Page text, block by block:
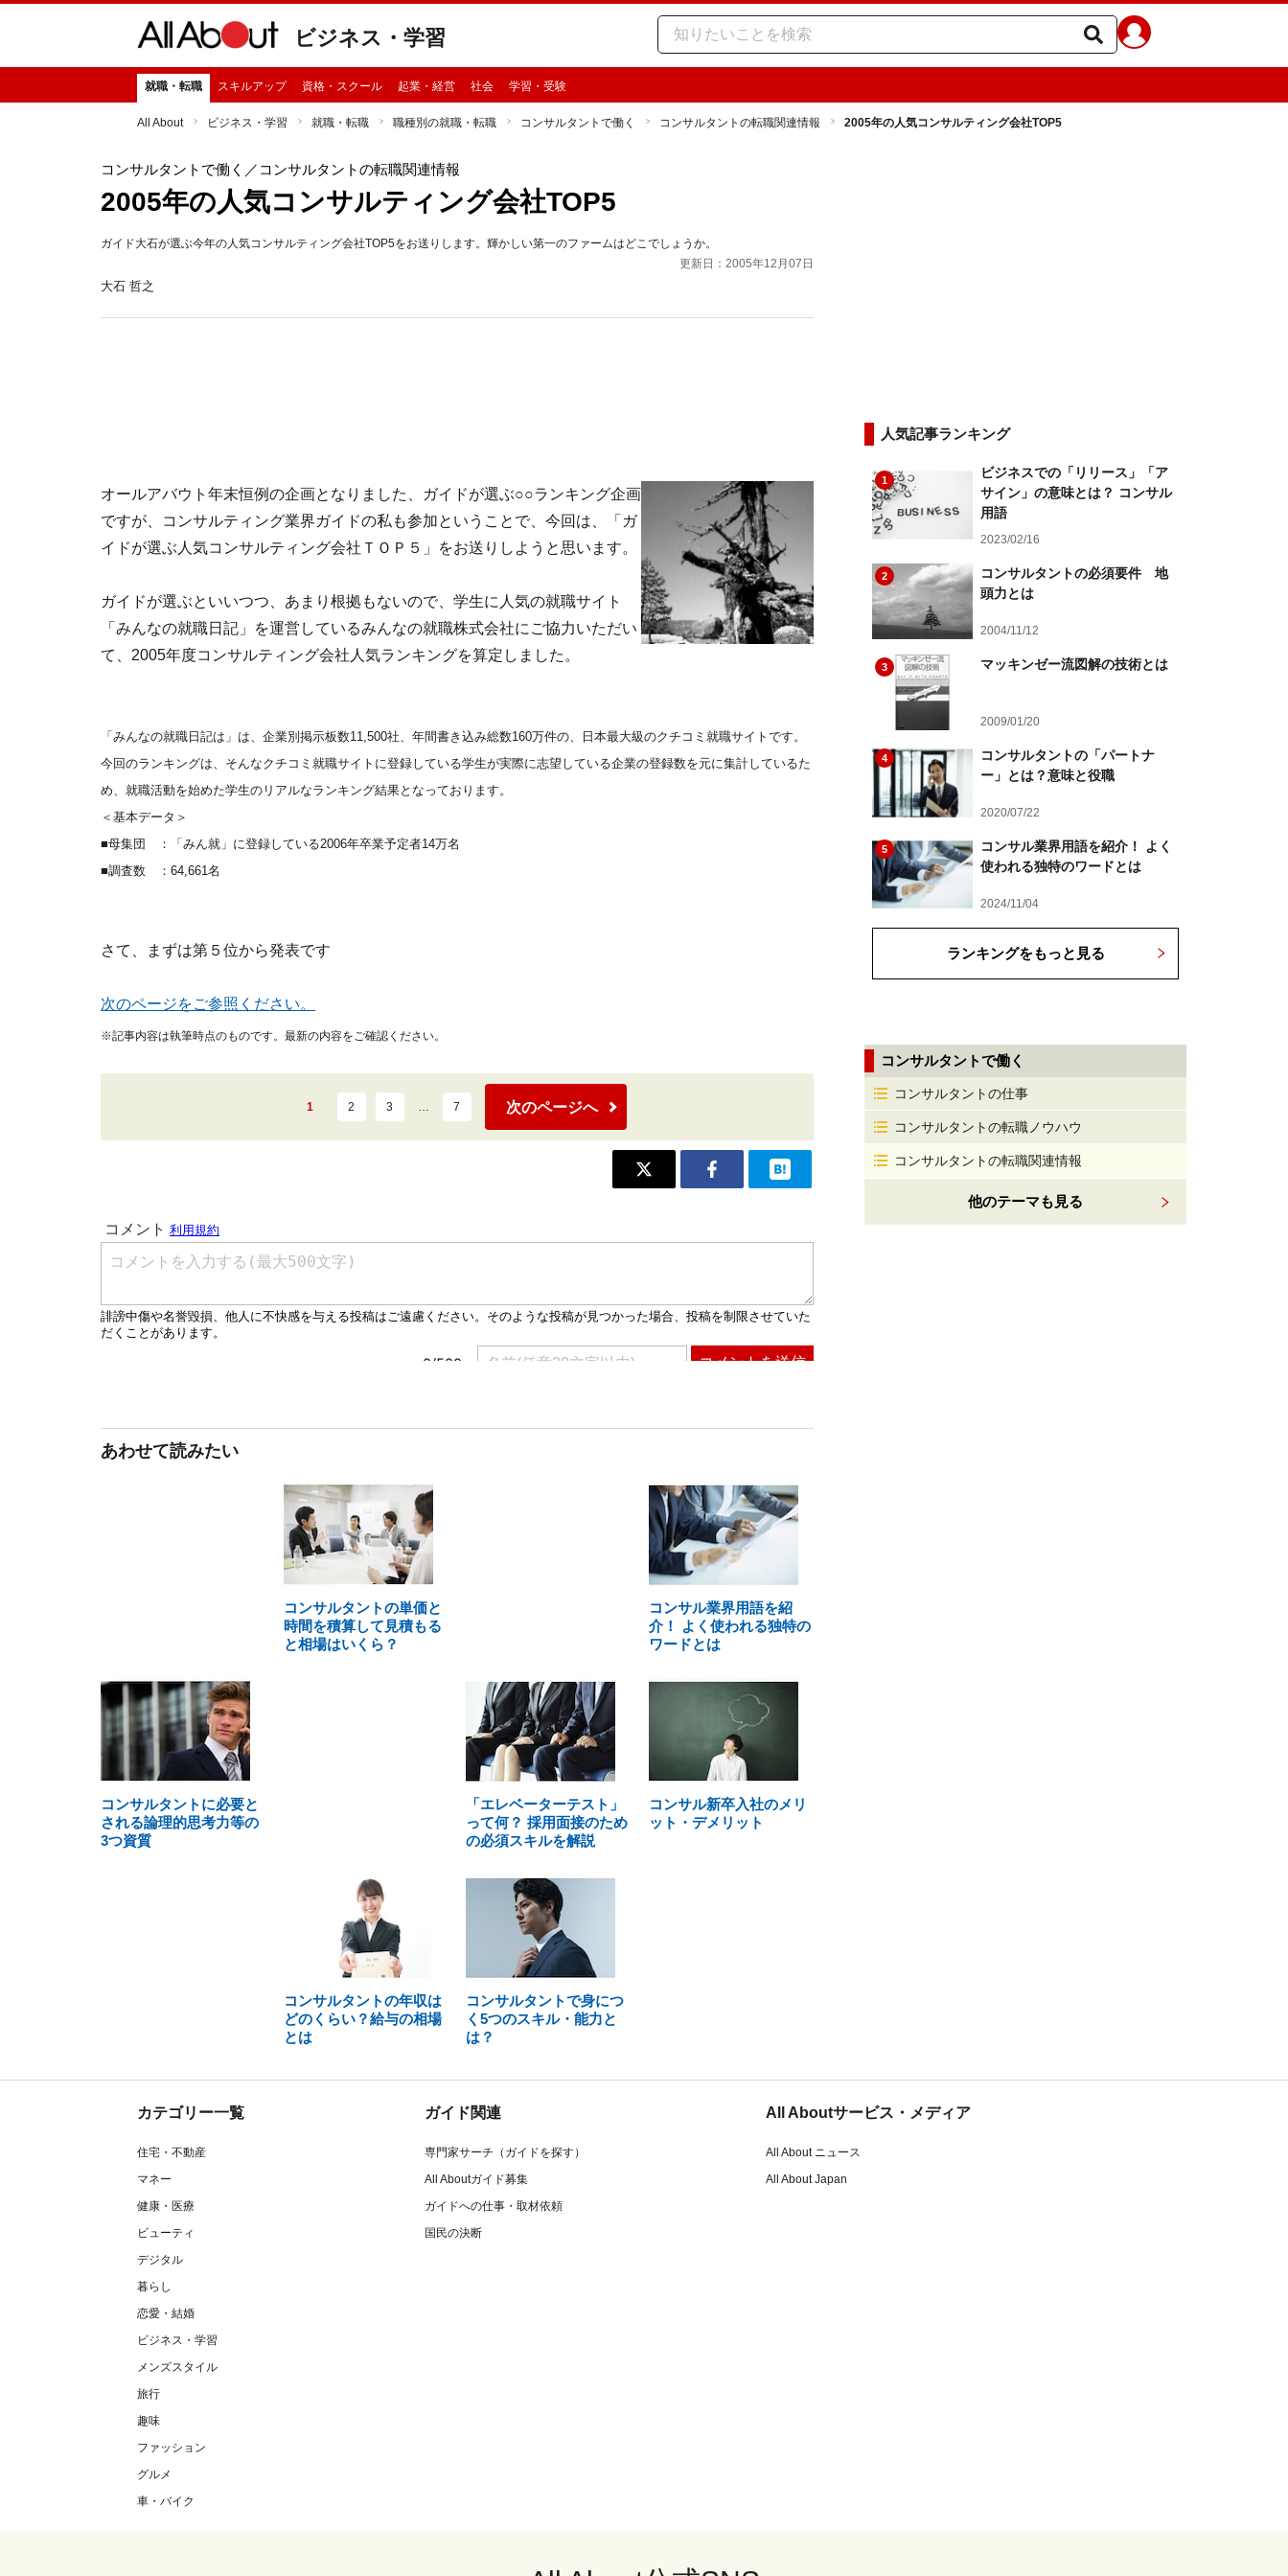
ビジネス・学習
就職・転職 スキルアップ 資格・スクール 起業・経営 社会 学習・受験
All About ビジネス・学習 就職・転職 職種別の就職・転職 コンサルタントで働く コンサルタントの転職関連情報 2005年の人気コンサルティング会社TOP5
コンサルタントで働く ／コンサルタントの転職関連情報
2005年の人気コンサルティング会社TOP5
ガイド大石が選ぶ今年の人気コンサルティング会社TOP5をお送りします。輝かしい第一のファームはどこでしょうか。
更新日：2005年12月07日
大石 哲之
オールアバウト年末恒例の企画となりました、ガイドが選ぶ○○ランキング企画
ですが、コンサルティング業界ガイドの私も参加ということで、今回は、「ガ
イドが選ぶ人気コンサルティング会社ＴＯＰ５」をお送りしようと思います。
ガイドが選ぶといいつつ、あまり根拠もないので、学生に人気の就職サイト
「みんなの就職日記」を運営しているみんなの就職株式会社にご協力いただい
て、2005年度コンサルティング会社人気ランキングを算定しました。
「みんなの就職日記は」は、企業別掲示板数11,500社、年間書き込み総数160万件の、日本最大級のクチコミ就職サイトです。
今回のランキングは、そんなクチコミ就職サイトに登録している学生が実際に志望している企業の登録数を元に集計しているた
め、就職活動を始めた学生のリアルなランキング結果となっております。
＜基本データ＞
■母集団 ：「みん就」に登録している2006年卒業予定者14万名
■調査数 ：64,661名
さて、まずは第５位から発表です
次のページをご参照ください。
※記事内容は執筆時点のものです。最新の内容をご確認ください。
1 2 3 … 7 次のページへ
あわせて読みたい
コンサルタントの単価と
時間を積算して見積もる
と相場はいくら？
コンサル業界用語を紹
介！ よく使われる独特の
ワードとは
コンサルタントに必要と
される論理的思考力等の
3つ資質
「エレベーターテスト」
って何？ 採用面接のため
の必須スキルを解説
コンサル新卒入社のメリ
ット・デメリット
コンサルタントの年収は
どのくらい？給与の相場
とは
コンサルタントで身につ
く5つのスキル・能力と
は？
人気記事ランキング
1
ビジネスでの「リリース」「ア
サイン」の意味とは？ コンサル
用語
2023/02/16
2
コンサルタントの必須要件 地
頭力とは
2004/11/12
3 マッキンゼー流図解の技術とは
2009/01/20
4
コンサルタントの「パートナ
ー」とは？意味と役職
2020/07/22
5
コンサル業界用語を紹介！ よく
使われる独特のワードとは
2024/11/04
ランキングをもっと見る
コンサルタントで働く
コンサルタントの仕事
コンサルタントの転職ノウハウ
コンサルタントの転職関連情報
他のテーマも見る
カテゴリー一覧
住宅・不動産
マネー
健康・医療
ビューティ
デジタル
暮らし
恋愛・結婚
ビジネス・学習
メンズスタイル
旅行
趣味
ファッション
グルメ
車・バイク
ガイド関連
専門家サーチ（ガイドを探す）
All Aboutガイド募集
ガイドへの仕事・取材依頼
国民の決断
All Aboutサービス・メディア
All About ニュース
All About Japan